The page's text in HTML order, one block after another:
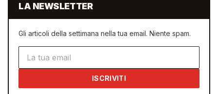
LA NEWSLETTER
Gli articoli della settimana nella tua email. Niente spam.
ISCRIVITI